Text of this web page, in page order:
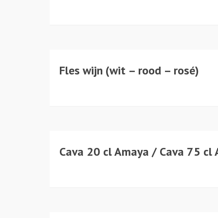
Fles wijn (wit – rood – rosé)
Cava 20 cl Amaya / Cava 75 cl